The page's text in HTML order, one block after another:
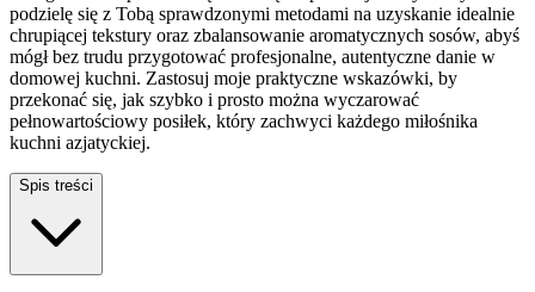
podzielę się z Tobą sprawdzonymi metodami na uzyskanie idealnie
chrupiącej tekstury oraz zbalansowanie aromatycznych sosów, abyś
mógł bez trudu przygotować profesjonalne, autentyczne danie w
domowej kuchni. Zastosuj moje praktyczne wskazówki, by
przekonać się, jak szybko i prosto można wyczarować
pełnowartościowy posiłek, który zachwyci każdego miłośnika
kuchni azjatyckiej.
Spis treści